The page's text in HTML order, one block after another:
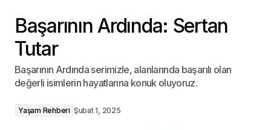
Başarının Ardında: Sertan
Tutar
Başarının Ardında serimizle, alanlarında başarılı olan
değerli isimlerin hayatlarına konuk oluyoruz.
Yaşam Rehberi Şubat 1, 2025